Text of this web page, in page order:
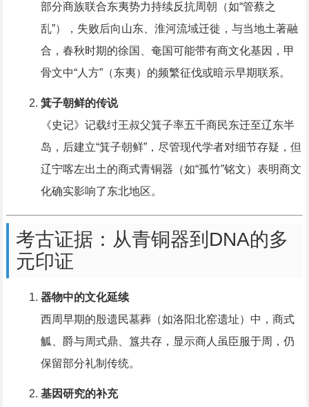
部分商族联合东夷势力持续反抗周朝（如“管蔡之
乱”），失败后向山东、淮河流域迁徙，与当地土著融
合，春秋时期的徐国、奄国可能带有商文化基因，甲
骨文中“人方”（东夷）的频繁征伐或暗示早期联系。
箕子朝鲜的传说
《史记》记载纣王叔父箕子率五千商民东迁至辽东半
岛，后建立“箕子朝鲜”，尽管现代学者对细节存疑，但
辽宁喀左出土的商式青铜器（如“孤竹”铭文）表明商文
化确实影响了东北地区。
考古证据：从青铜器到DNA的多
元印证
器物中的文化延续
西周早期的殷遗民墓葬（如洛阳北窑遗址）中，商式
觚、爵与周式鼎、簋共存，显示商人虽臣服于周，仍
保留部分礼制传统。
基因研究的补充